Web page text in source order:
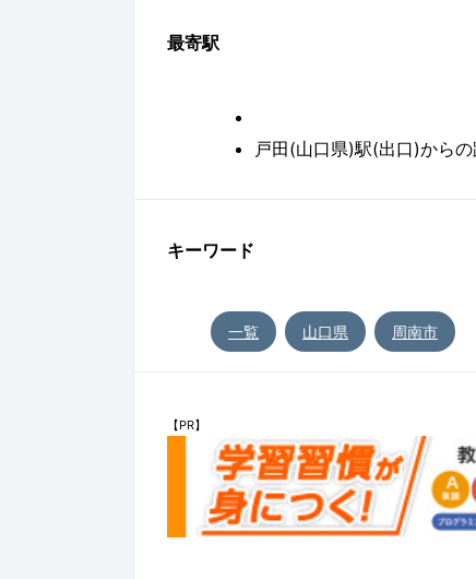
最寄駅
戸田(山口県)駅(出口)から
キーワード
一覧 山口県 周南市
【PR】